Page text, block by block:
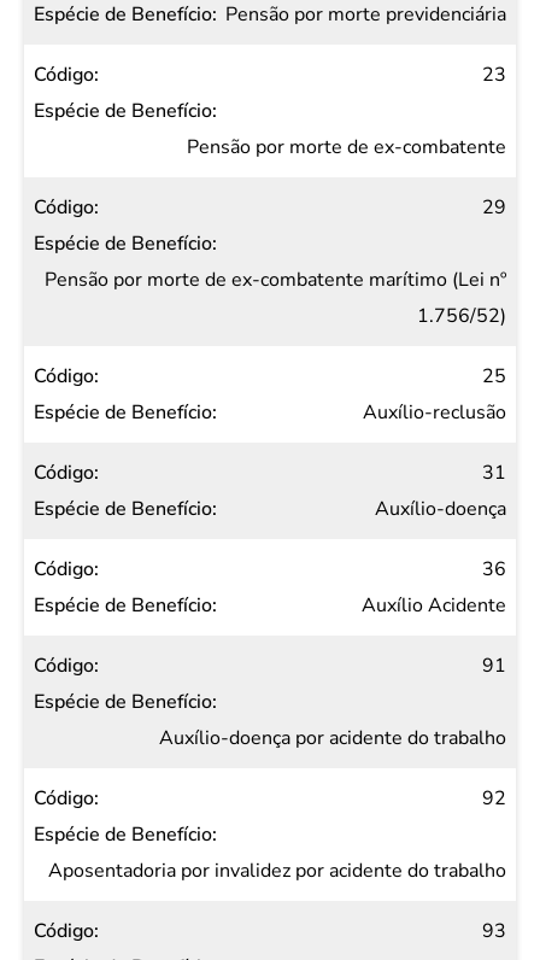
Pensão por morte previdenciária
23
Pensão por morte de ex-combatente
29
Pensão por morte de ex-combatente marítimo (Lei nº
1.756/52)
25
Auxílio-reclusão
31
Auxílio-doença
36
Auxílio Acidente
91
Auxílio-doença por acidente do trabalho
92
Aposentadoria por invalidez por acidente do trabalho
93